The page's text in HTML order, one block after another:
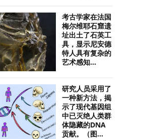
考古学家在法国
梅尔维耶石窟遗
址出土了石英工
具，显示尼安德
特人具有复杂的
艺术感知...
研究人员采用了
一种新方法，揭
示了现代基因组
中已灭绝人类群
体隐藏的DNA
贡献。（图...